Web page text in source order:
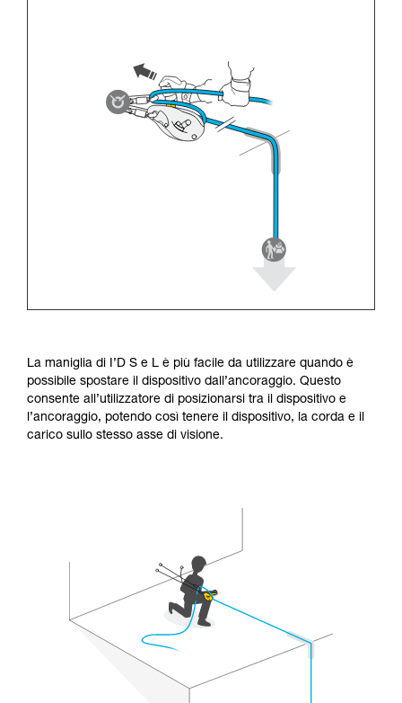
La maniglia di I’D S e L è più facile da utilizzare quando è
possibile spostare il dispositivo dall’ancoraggio. Questo
consente all’utilizzatore di posizionarsi tra il dispositivo e
l’ancoraggio, potendo così tenere il dispositivo, la corda e il
carico sullo stesso asse di visione.